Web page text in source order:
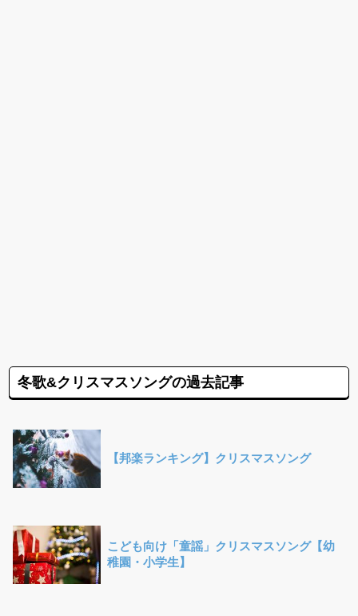
冬歌&クリスマスソングの過去記事
【邦楽ランキング】クリスマスソング
こども向け「童謡」クリスマスソング【幼
稚園・小学生】